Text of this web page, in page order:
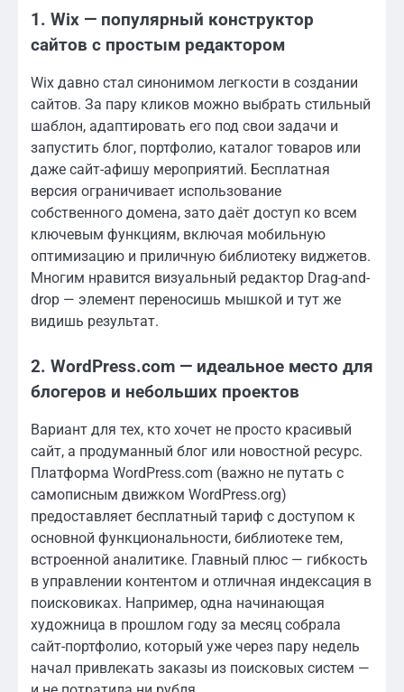
1. Wix — популярный конструктор
сайтов с простым редактором
Wix давно стал синонимом легкости в создании
сайтов. За пару кликов можно выбрать стильный
шаблон, адаптировать его под свои задачи и
запустить блог, портфолио, каталог товаров или
даже сайт-афишу мероприятий. Бесплатная
версия ограничивает использование
собственного домена, зато даёт доступ ко всем
ключевым функциям, включая мобильную
оптимизацию и приличную библиотеку виджетов.
Многим нравится визуальный редактор Drag-and-
drop — элемент переносишь мышкой и тут же
видишь результат.
2. WordPress.com — идеальное место для
блогеров и небольших проектов
Вариант для тех, кто хочет не просто красивый
сайт, а продуманный блог или новостной ресурс.
Платформа WordPress.com (важно не путать с
самописным движком WordPress.org)
предоставляет бесплатный тариф с доступом к
основной функциональности, библиотеке тем,
встроенной аналитике. Главный плюс — гибкость
в управлении контентом и отличная индексация в
поисковиках. Например, одна начинающая
художница в прошлом году за месяц собрала
сайт-портфолио, который уже через пару недель
начал привлекать заказы из поисковых систем —